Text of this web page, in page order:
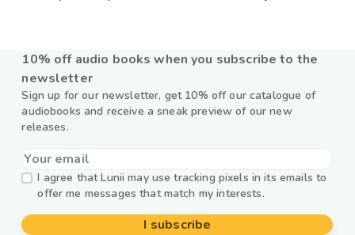
10% off audio books when you subscribe to the
newsletter
Sign up for our newsletter, get 10% off our catalogue of
audiobooks and receive a sneak preview of our new
releases.
I agree that Lunii may use tracking pixels in its emails to
offer me messages that match my interests.
I subscribe